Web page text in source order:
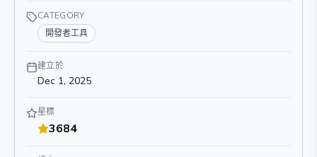
CATEGORY
開發者工具
建立於
Dec 1, 2025
星標
3684